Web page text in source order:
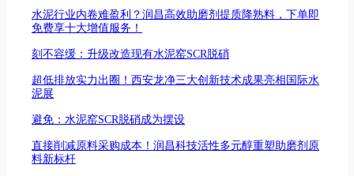
水泥行业内卷难盈利？润昌高效助磨剂提质降熟料，下单即
免费享十大增值服务！
刻不容缓：升级改造现有水泥窑SCR脱硝
超低排放实力出圈！西安龙净三大创新技术成果亮相国际水
泥展
避免：水泥窑SCR脱硝成为摆设
直接削减原料采购成本！润昌科技活性多元醇重塑助磨剂原
料新标杆